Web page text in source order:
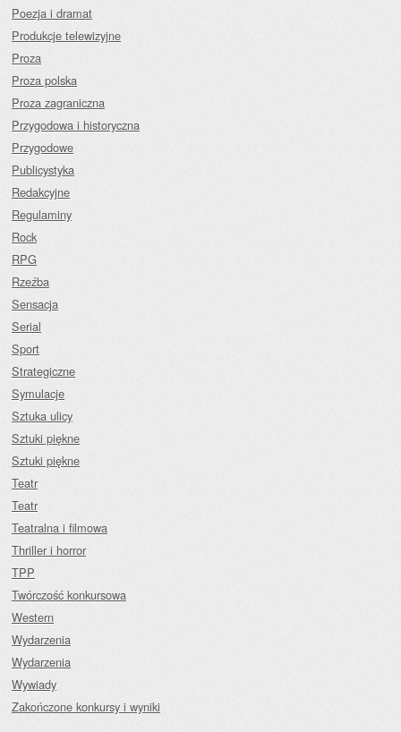
Poezja i dramat
Produkcje telewizyjne
Proza
Proza polska
Proza zagraniczna
Przygodowa i historyczna
Przygodowe
Publicystyka
Redakcyjne
Regulaminy
Rock
RPG
Rzeźba
Sensacja
Serial
Sport
Strategiczne
Symulacje
Sztuka ulicy
Sztuki piękne
Sztuki piękne
Teatr
Teatr
Teatralna i filmowa
Thriller i horror
TPP
Twórczość konkursowa
Western
Wydarzenia
Wydarzenia
Wywiady
Zakończone konkursy i wyniki